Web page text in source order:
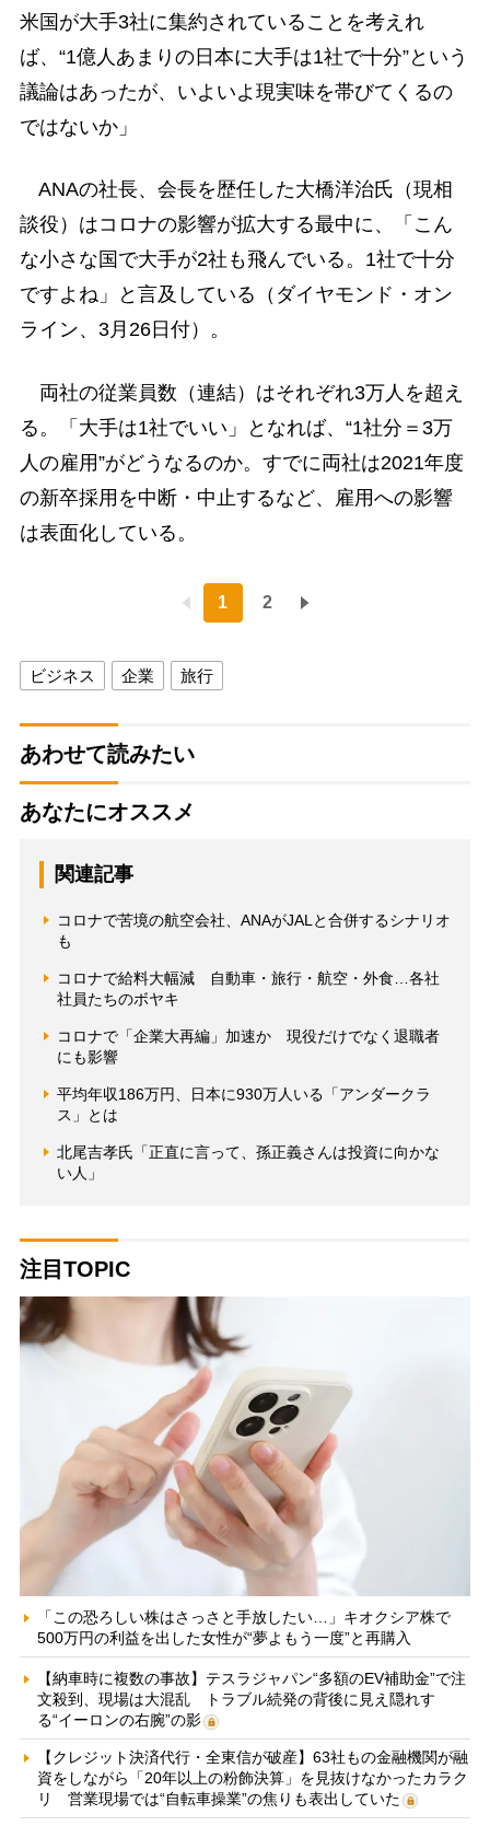
米国が大手3社に集約されていることを考えれ
ば、“1億人あまりの日本に大手は1社で十分”という
議論はあったが、いよいよ現実味を帯びてくるの
ではないか」
ANAの社長、会長を歴任した大橋洋治氏（現相
談役）はコロナの影響が拡大する最中に、「こん
な小さな国で大手が2社も飛んでいる。1社で十分
ですよね」と言及している（ダイヤモンド・オン
ライン、3月26日付）。
両社の従業員数（連結）はそれぞれ3万人を超え
る。「大手は1社でいい」となれば、“1社分＝3万
人の雇用”がどうなるのか。すでに両社は2021年度
の新卒採用を中断・中止するなど、雇用への影響
は表面化している。
1 2
ビジネス 企業 旅行
あわせて読みたい
あなたにオススメ
関連記事
コロナで苦境の航空会社、ANAがJALと合併するシナリオ
も
コロナで給料大幅減 自動車・旅行・航空・外食…各社
社員たちのボヤキ
コロナで「企業大再編」加速か 現役だけでなく退職者
にも影響
平均年収186万円、日本に930万人いる「アンダークラ
ス」とは
北尾吉孝氏「正直に言って、孫正義さんは投資に向かな
い人」
注目TOPIC
「この恐ろしい株はさっさと手放したい…」キオクシア株で
500万円の利益を出した女性が“夢よもう一度”と再購入
【納車時に複数の事故】テスラジャパン“多額のEV補助金”で注
文殺到、現場は大混乱 トラブル続発の背後に見え隠れす
る“イーロンの右腕”の影
【クレジット決済代行・全東信が破産】63社もの金融機関が融
資をしながら「20年以上の粉飾決算」を見抜けなかったカラク
リ 営業現場では“自転車操業”の焦りも表出していた